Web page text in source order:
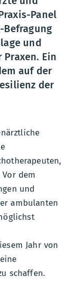
Panel
und
Ein
auf der
der
dem
und
ambulanten
Jahr von
schaffen.